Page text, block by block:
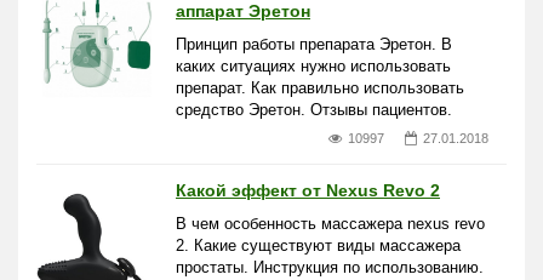
аппарат Эретон
Принцип работы препарата Эретон. В
каких ситуациях нужно использовать
препарат. Как правильно использовать
средство Эретон. Отзывы пациентов.
10997 27.01.2018
Какой эффект от Nexus Revo 2
В чем особенность массажера nexus revo
2. Какие существуют виды массажера
простаты. Инструкция по использованию.